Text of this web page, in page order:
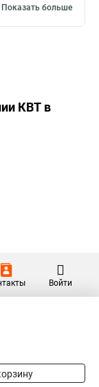
Показать больше
КВТ в
Войти